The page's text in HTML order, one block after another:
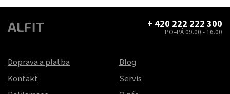
+ 420 222 222 300
PO–PÁ 09.00 - 16.00
Doprava a platba
Kontakt
Blog
Servis